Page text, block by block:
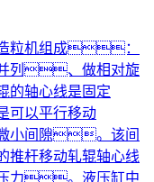
粒机组成：
列、做相对旋
轴心线是固定
以平行移动
小间隙。该间
推杆移动轧辊轴心线
力。液压缸中